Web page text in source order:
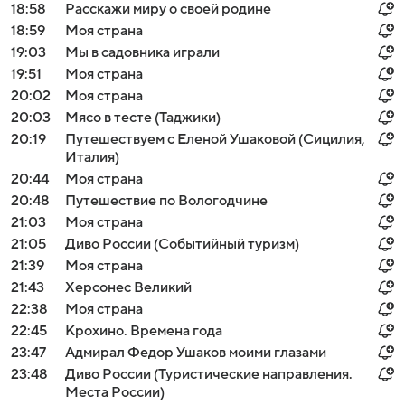
18:58
Расскажи миру о своей родине
18:59
Моя страна
19:03
Мы в садовника играли
19:51
Моя страна
20:02
Моя страна
20:03
Мясо в тесте (Таджики)
20:19
Путешествуем с Еленой Ушаковой (Сицилия,
Италия)
20:44
Моя страна
20:48
Путешествие по Вологодчине
21:03
Моя страна
21:05
Диво России (Событийный туризм)
21:39
Моя страна
21:43
Херсонес Великий
22:38
Моя страна
22:45
Крохино. Времена года
23:47
Адмирал Федор Ушаков моими глазами
23:48
Диво России (Туристические направления.
Места России)